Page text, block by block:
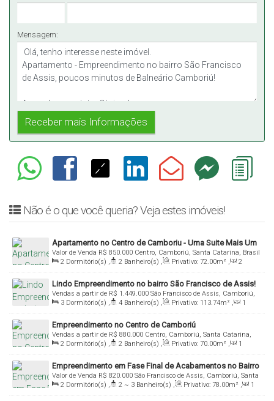
Mensagem:
Não é o que você queria? Veja estes imóveis!
Apartamento no Centro de Camboriu - Uma Suite Mais Um
Dormitorio Mobiliado
R$ 850.000
Valor de Venda
Centro, Camboriú, Santa Catarina, Brasil
2 Dormitório(s) , 2 Banheiro(s) , Privativo: 72.00m² ,
2
Sala(s) , 1 Suíte(s) , 2 Vaga(s)
Lindo Empreendimento no bairro São Francisco de Assis!
R$ 1.449.000
Vendas a partir de
São Francisco de Assis, Camboriú,
Santa Catarina, Brasil
3 Dormitório(s) , 4 Banheiro(s) , Privativo: 113.74m² ,
1
Sala(s) , 3 Suíte(s) , 2 Vaga(s)
Empreendimento no Centro de Camboriú
R$ 880.000
Vendas a partir de
Centro, Camboriú, Santa Catarina,
Brasil
2 Dormitório(s) , 2 Banheiro(s) , Privativo: 70.00m² ,
1
Sala(s) , 1 Suíte(s) , 1 ~ 2 Vaga(s)
Empreendimento em Fase Final de Acabamentos no Bairro
São Francisco de Assis
R$ 820.000
Valor de Venda
São Francisco de Assis, Camboriú, Santa
Catarina, Brasil
2 Dormitório(s) , 2 ~ 3 Banheiro(s) , Privativo: 78.00m² ,
1
Sala(s) , 2 Suíte(s) , 1 ~ 2 Vaga(s)